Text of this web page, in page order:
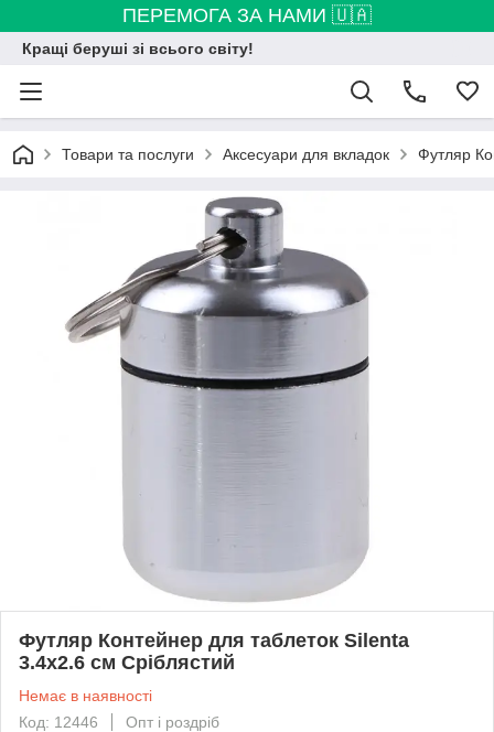
ПЕРЕМОГА ЗА НАМИ 🇺🇦
Кращі беруші зі всього світу!
Товари та послуги Аксесуари для вкладок Футляр
Футляр Контейнер для таблеток Silenta
3.4х2.6 см Сріблястий
Немає в наявності
Код: 12446
Опт і роздріб